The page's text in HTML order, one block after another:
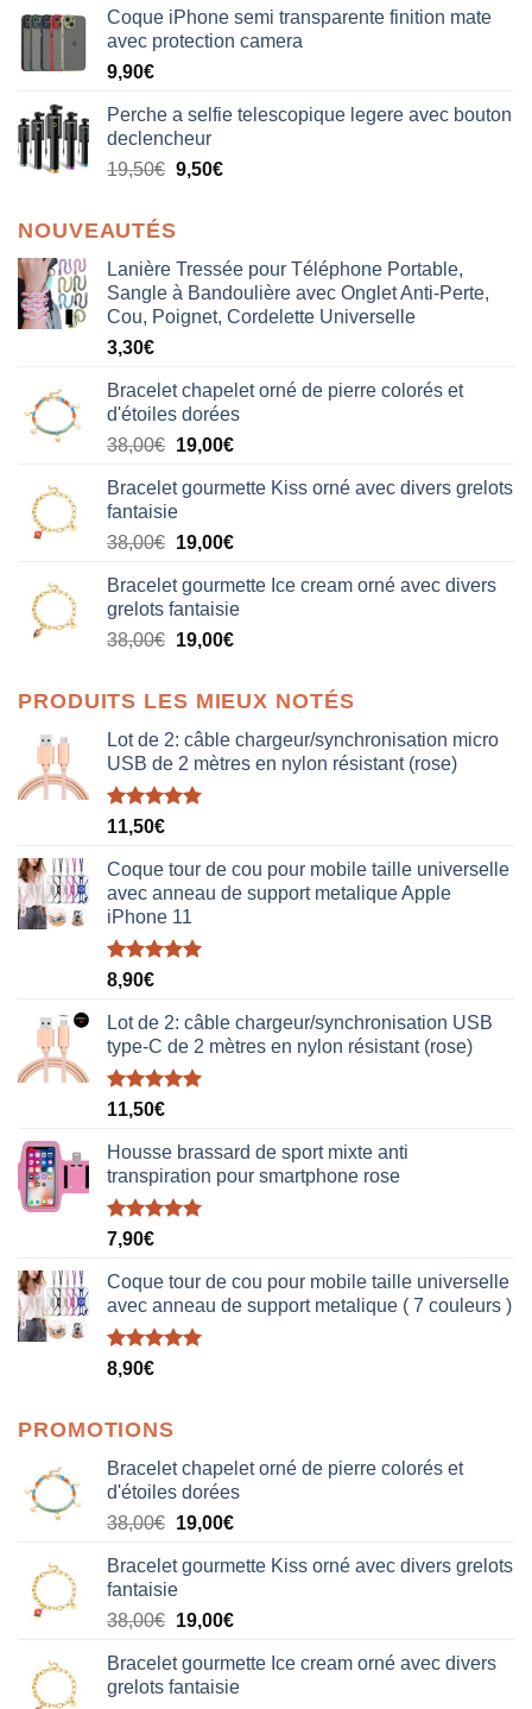
Coque iPhone semi transparente finition mate
avec protection camera
9,90€
Perche a selfie telescopique legere avec bouton
declencheur
19,50€ 9,50€
NOUVEAUTÉS
Lanière Tressée pour Téléphone Portable,
Sangle à Bandoulière avec Onglet Anti-Perte,
Cou, Poignet, Cordelette Universelle
3,30€
Bracelet chapelet orné de pierre colorés et
d'étoiles dorées
38,00€ Le
initial
était :
38,00€.
19,00€Le
actuel
19,00€.
Bracelet gourmette Kiss orné avec divers grelots
fantaisie
38,00€ Le
initial
était :
38,00€.
19,00€Le
actuel
est :
19,00€.
Bracelet gourmette Ice cream orné avec divers
grelots fantaisie
38,00€ Le
initial
était :
38,00€.
19,00€Le
actuel
est :
19,00€.
PRODUITS LES MIEUX NOTÉS
Lot de 2: câble chargeur/synchronisation micro
USB de 2 mètres en nylon résistant (rose)
Note5.00
11,50€
Coque tour de cou pour mobile taille universelle
avec anneau de support metalique Apple
iPhone 11
Note5.00
8,90€
Lot de 2: câble chargeur/synchronisation USB
type-C de 2 mètres en nylon résistant (rose)
Note5.00
11,50€
Housse brassard de sport mixte anti
transpiration pour smartphone rose
Note5.00
7,90€
Coque tour de cou pour mobile taille universelle
avec anneau de support metalique ( 7 couleurs )
Note5.00
8,90€
PROMOTIONS
Bracelet chapelet orné de pierre colorés et
d'étoiles dorées
38,00€ Le
initial
était :
38,00€.
19,00€Le
actuel
19,00€.
Bracelet gourmette Kiss orné avec divers grelots
fantaisie
38,00€ Le
initial
était :
19,00€Le
actuel
est :
Bracelet gourmette Ice cream orné avec divers
grelots fantaisie